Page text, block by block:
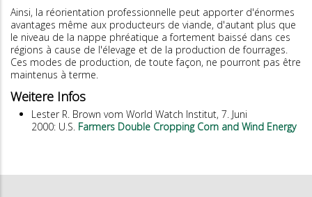
Ainsi, la réorientation professionnelle peut apporter d'énormes
avantages même aux producteurs de viande, d'autant plus que
le niveau de la nappe phréatique a fortement baissé dans ces
régions à cause de l'élevage et de la production de fourrages.
Ces modes de production, de toute façon, ne pourront pas être
maintenus à terme.
Weitere Infos
Lester R. Brown vom World Watch Institut, 7. Juni
2000: U.S. Farmers Double Cropping Corn and Wind Energy